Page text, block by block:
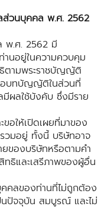
วนบุคคล พ.ศ. 2562
พ.ศ. 2562 มี
นอยู่ในความควบคุม
ธิตามพระราชบัญญัติ
อบทบัญญัติในส่วนที่
ผลใช้บังคับ ซึ่งมีราย
ให้เปิดเผยที่มาของ
วมอยู่ ทั้งนี้ บริษัทอาจ
ของบริษัทหรือตามคำ
ธิและเสรีภาพของผู้อื่น
ลของท่านที่ไม่ถูกต้อง
ปัจจุบัน สมบูรณ์ และไม่